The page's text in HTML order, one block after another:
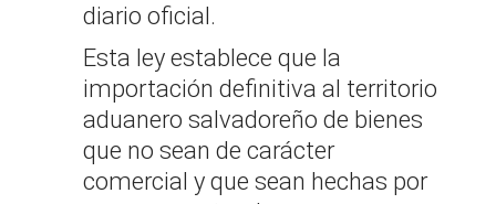
diario oficial.
Esta ley establece que la
importación definitiva al territorio
aduanero salvadoreño de bienes
que no sean de carácter
comercial y que sean hechas por